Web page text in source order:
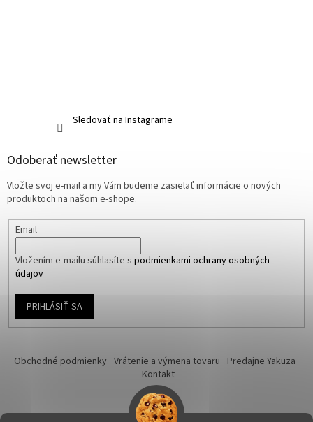
Sledovať na Instagrame
Odoberať newsletter
Vložte svoj e-mail a my Vám budeme zasielať informácie o nových
produktoch na našom e-shope.
Email
Vložením e-mailu súhlasíte s podmienkami ochrany osobných
údajov
PRIHLÁSIŤ SA
Obchodné podmienky Vrátenie a výmena tovaru Predajne Yakuza
Kontakt